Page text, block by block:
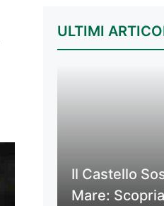
ULTIMI
Il Castello
Mare: